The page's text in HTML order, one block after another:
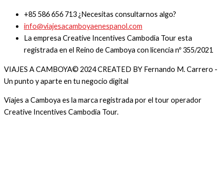
+85 586 656 713 ¿Necesitas consultarnos algo?
info@viajesacamboyaenespanol.com
La empresa Creative Incentives Cambodia Tour esta
registrada en el Reino de Camboya con licencia nº 355/2021
VIAJES A CAMBOYA© 2024 CREATED BY Fernando M. Carrero -
Un punto y aparte en tu negocio digital
Viajes a Camboya es la marca registrada por el tour operador
Creative Incentives Cambodia Tour.